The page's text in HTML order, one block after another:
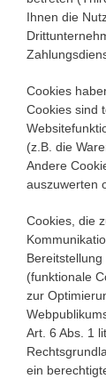
Ihnen die
Cookies
Cookies sind
(z.B. die
Andere
auszuwerten
Cookies, die
(funktionale
zur
Art. 6 Abs. 1
ein